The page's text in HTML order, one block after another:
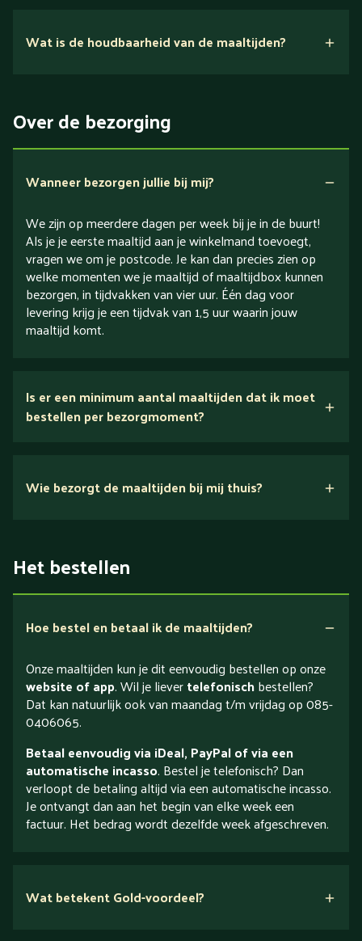
Verlaagd in koolhydraten
Verlaagd in zout
Wat is de houdbaarheid van de maaltijden?
Over de bezorging
Wanneer bezorgen jullie bij mij?
We zijn op meerdere dagen per week bij je in de buurt!
Als je je eerste maaltijd aan je winkelmand toevoegt,
vragen we om je postcode. Je kan dan precies zien op
welke momenten we je maaltijd of maaltijdbox kunnen
bezorgen, in tijdvakken van vier uur. Één dag voor
levering krijg je een tijdvak van 1,5 uur waarin jouw
maaltijd komt.
Is er een minimum aantal maaltijden dat ik moet
bestellen per bezorgmoment?
Wie bezorgt de maaltijden bij mij thuis?
Het bestellen
Hoe bestel en betaal ik de maaltijden?
Onze maaltijden kun je dit eenvoudig bestellen op onze
website of app. Wil je lievertelefonischbestellen?
Dat kan natuurlijk ook van maandag t/m vrijdag op 085-
0406065.
Betaal eenvoudig via iDeal, PayPal of via een
automatische incasso. Bestel je telefonisch? Dan
verloopt de betaling altijd via een automatische incasso.
Je ontvangt dan aan het begin van elke week een
factuur. Het bedrag wordt dezelfde week afgeschreven.
Wat betekent Gold-voordeel?